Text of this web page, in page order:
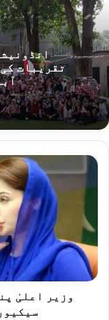
تقریبات
وزیر
اعلیٰ
پنجاب
عیدالاضحیٰ
پر
فول
پروف
سیکیورٹی
وزیر اعلیٰ